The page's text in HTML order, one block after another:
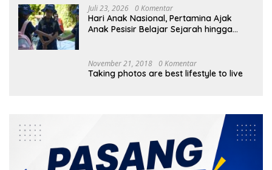
Juli 23, 2026 0 Komentar
Hari Anak Nasional, Pertamina Ajak
Anak Pesisir Belajar Sejarah hingga
November 21, 2018 0 Komentar
Taking photos are best lifestyle to live